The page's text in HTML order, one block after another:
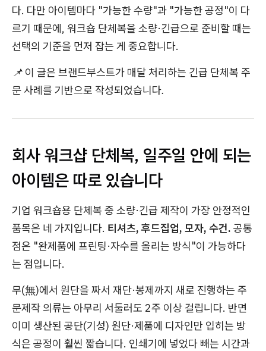
다. 다만 아이템마다 "가능한 수량"과 "가능한 공정"이 다
르기 때문에, 워크숍 단체복을 소량·긴급으로 준비할 때는
선택의 기준을 먼저 잡는 게 중요합니다.
📌 이 글은 브랜드부스트가 매달 처리하는 긴급 단체복 주
문 사례를 기반으로 작성되었습니다.
회사 워크샵 단체복, 일주일 안에 되는
아이템은 따로 있습니다
기업 워크숍용 단체복 중 소량·긴급 제작이 가장 안정적인
품목은 네 가지입니다. 티셔츠, 후드집업, 모자, 수건. 공통
점은 "완제품에 프린팅·자수를 올리는 방식"이 가능하다
는 점입니다.
무(無)에서 원단을 짜서 재단·봉제까지 새로 진행하는 주
문제작 의류는 아무리 서둘러도 2주 이상 걸립니다. 반면
이미 생산된 공단(기성) 원단·제품에 디자인만 입히는 방
식은 공정이 훨씬 짧습니다. 인쇄기에 넣었다 빼는 시간과